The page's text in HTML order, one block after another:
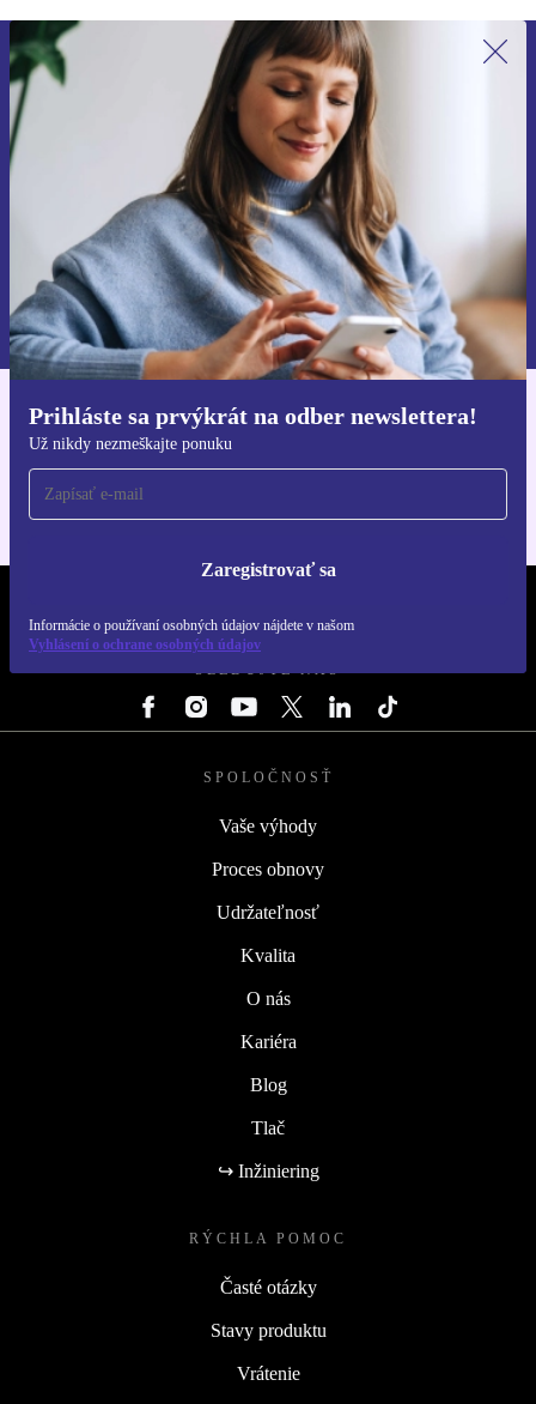
Prihláste sa prvýkrát na odber newslettera!
Už nikdy nezmeškajte ponuku
Zaregistrovať sa
Informácie o používaní osobných údajov nájdete v našom
Vyhlásení o ochrane osobných údajov
Prihláste sa prvýkrát na newsletter!
Už nikdy nezmeškajte ponuku.
Zaregistrovať sa
Informácie o používaní osobných údajov nájdete v našich
Zásadách ochrany osobných údajov.
Získajte aplikáciu refurbed
Pre iOS a Android
SLEDUJTE NÁS
SPOLOČNOSŤ
Vaše výhody
Proces obnovy
Udržateľnosť
Kvalita
O nás
Kariéra
Blog
Tlač
↪ Inžiniering
RÝCHLA POMOC
Časté otázky
Stavy produktu
Vrátenie